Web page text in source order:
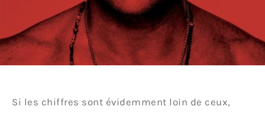
Si les chiffres sont évidemment loin de ceux,